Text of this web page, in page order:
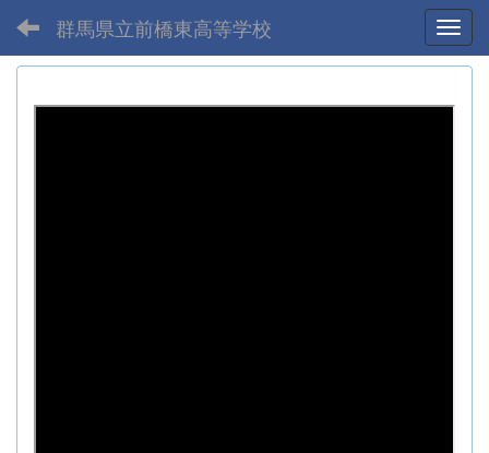
群馬県立前橋東高等学校